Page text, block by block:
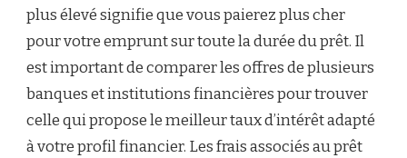
plus élevé signifie que vous paierez plus cher
pour votre emprunt sur toute la durée du prêt. Il
est important de comparer les offres de plusieurs
banques et institutions financières pour trouver
celle qui propose le meilleur taux d’intérêt adapté
à votre profil financier. Les frais associés au prêt